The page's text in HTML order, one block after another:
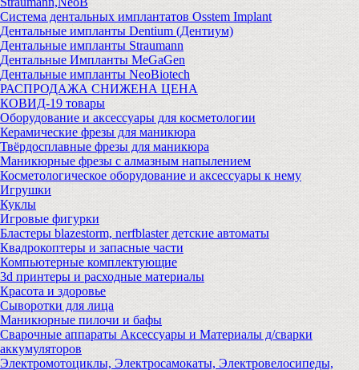
Система дентальных имплантатов Osstem Implant
Дентальные импланты Dentium (Дентиум)
Дентальные импланты Straumann
Дентальные Импланты MeGaGen
Дентальные импланты NeoBiotech
РАСПРОДАЖА СНИЖЕНА ЦЕНА
КОВИД-19 товары
Оборудование и аксессуары для косметологии
Керамические фрезы для маникюра
Твёрдосплавные фрезы для маникюра
Маникюрные фрезы с алмазным напылением
Косметологическое оборудование и аксессуары к нему
Игрушки
Куклы
Игровые фигурки
Бластеры blazestorm, nerfblaster детские автоматы
Квадрокоптеры и запасные части
Компьютерные комплектующие
3d принтеры и расходные материалы
Красота и здоровье
Сыворотки для лица
Маникюрные пилочи и бафы
Сварочные аппараты Аксессуары и Материалы д/сварки
аккумуляторов
Электромотоциклы, Электросамокаты, Электровелосипеды,